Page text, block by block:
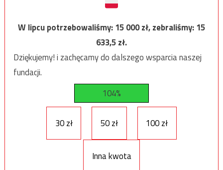
W lipcu potrzebowaliśmy:15 000zł, zebraliśmy:15
633,5zł.
Dziękujemy! i zachęcamy do dalszego wsparcia naszej
fundacji.
104%
30 zł 50 zł 100 zł
Inna kwota